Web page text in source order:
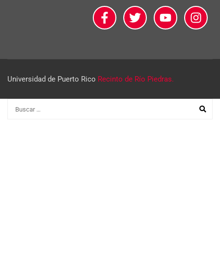
Universidad de Puerto Rico Recinto de Río Piedras.